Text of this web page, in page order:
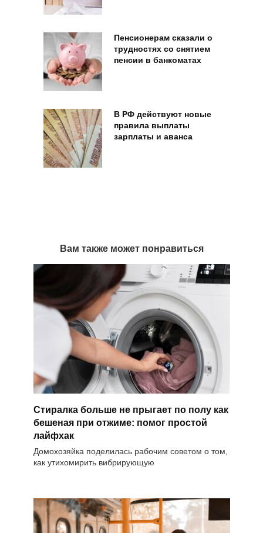
Пенсионерам сказали о
трудностях со снятием
пенсии в банкоматах
В РФ действуют новые
правила выплаты
зарплаты и аванса
Вам также может понравиться
Стиралка больше не прыгает по полу как
бешеная при отжиме: помог простой
лайфхак
Домохозяйка поделилась рабочим советом о том,
как утихомирить вибрирующую